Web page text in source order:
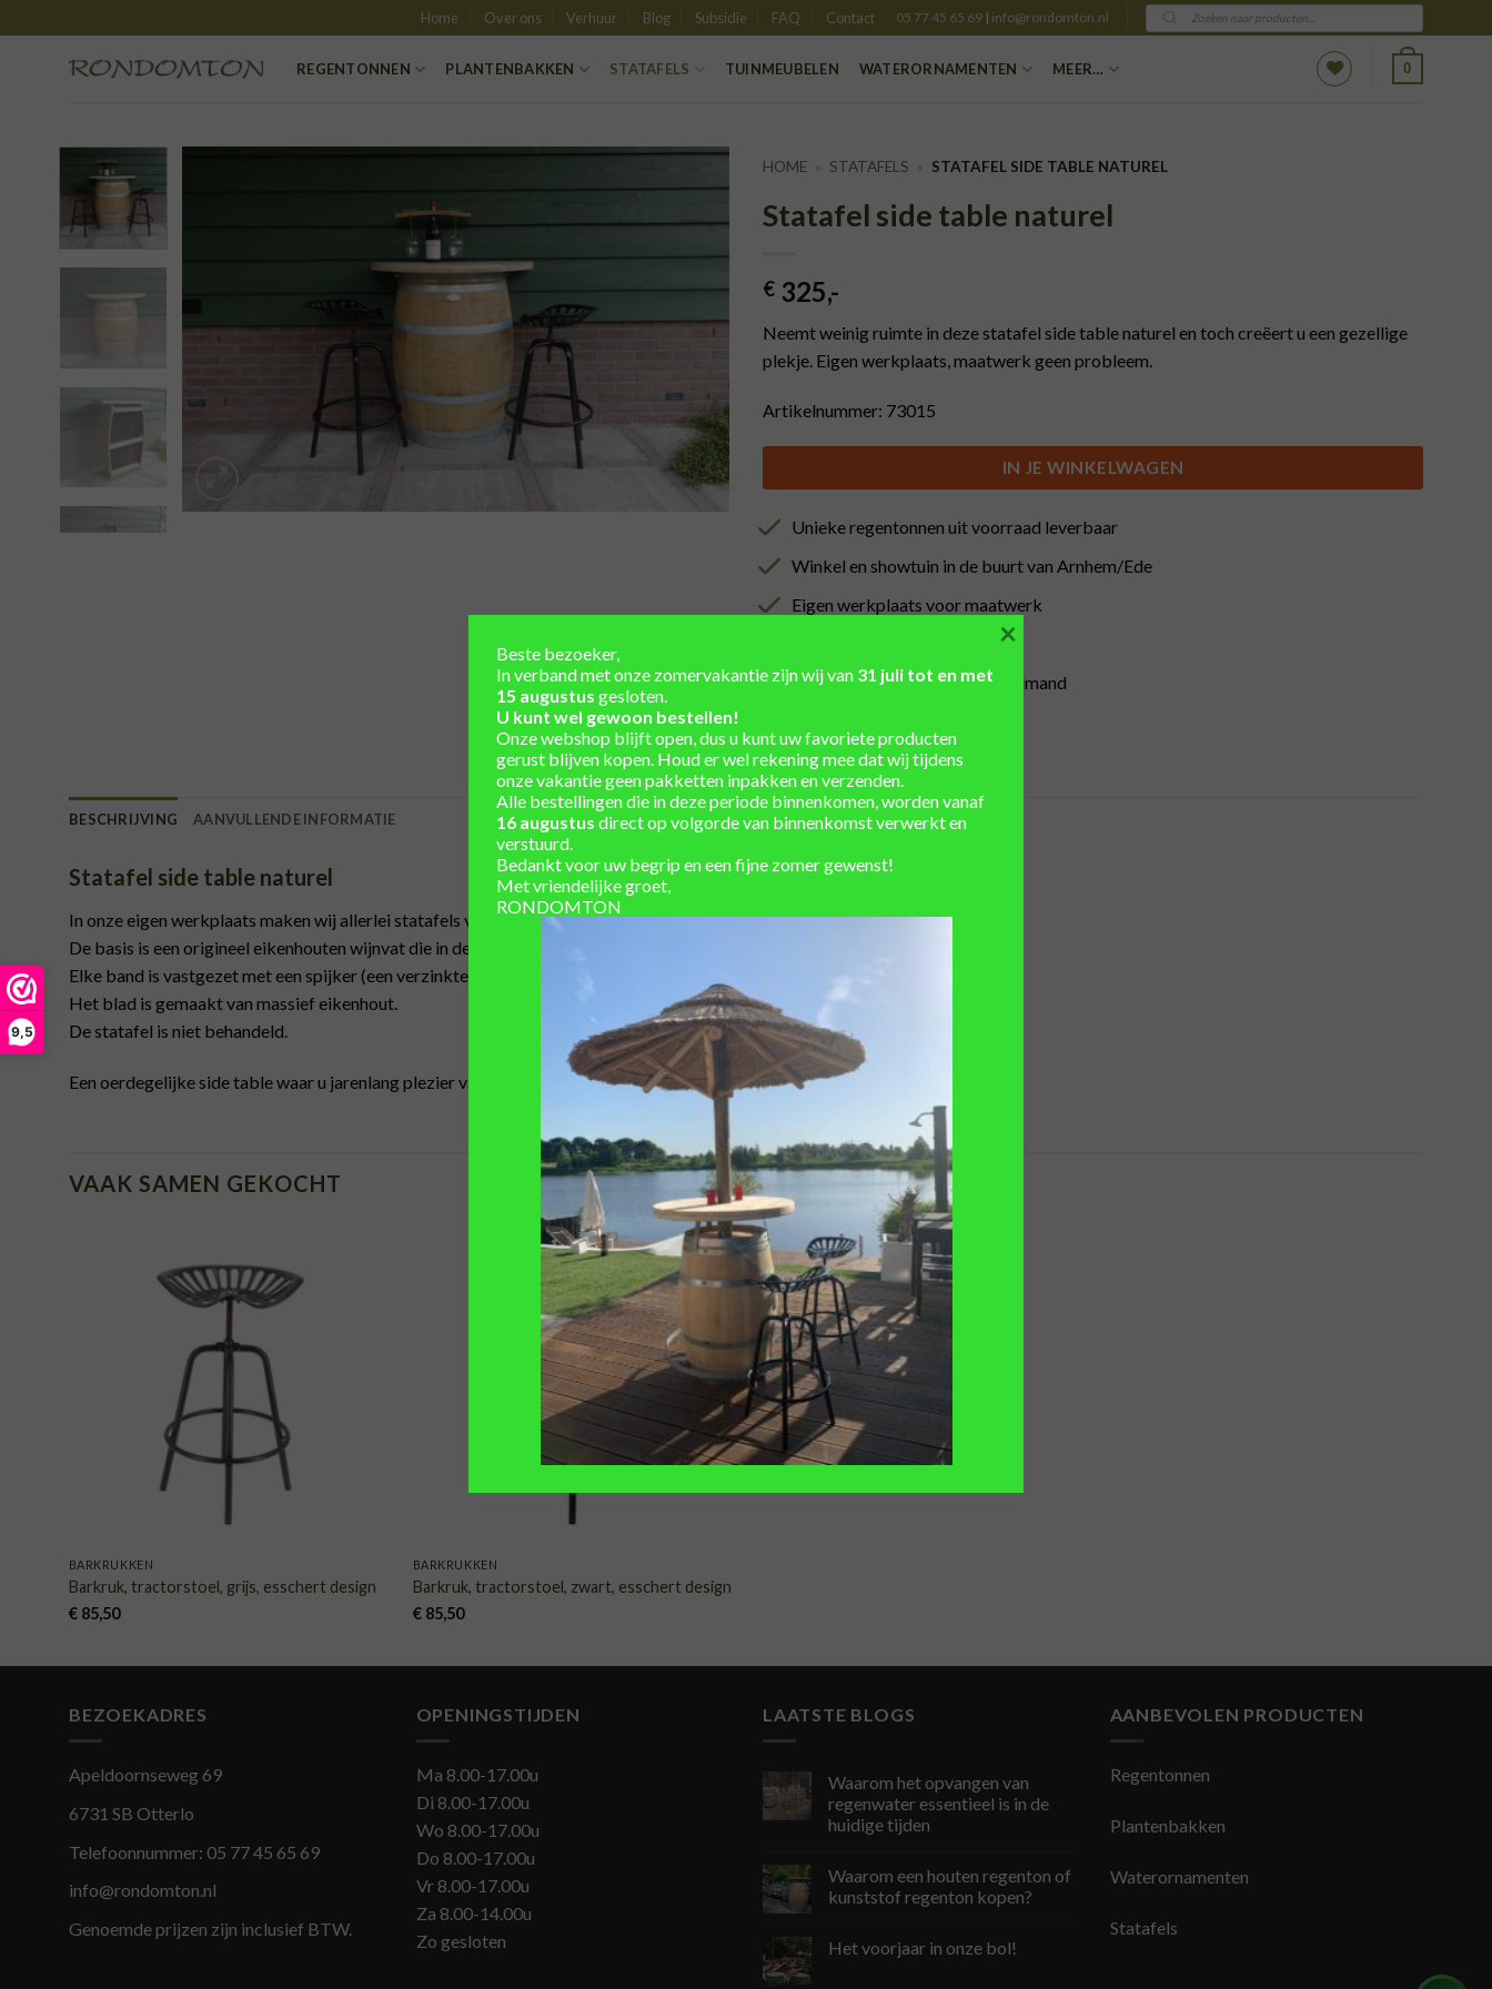
9,5
to
Home Over ons Verhuur Blog Subsidie FAQ Contact 05 77 45 65 69 | info@rondomton.nl
Producten
zoeken
REGENTONNEN PLANTENBAKKEN STATAFELS TUINMEUBELEN WATERORNAMENTEN MEER… 0
TOEVOEGEN
HOME » STATAFELS » STATAFEL SIDE TABLE NATUREL
Statafel side table naturel
€ 325,-
Neemt weinig ruimte in deze statafel side table naturel en toch creëert u een gezellige
plekje. Eigen werkplaats, maatwerk geen probleem.
Artikelnummer: 73015
IN JE WINKELWAGEN
Unieke regentonnen uit voorraad leverbaar
Winkel en showtuin in de buurt van Arnhem/Ede
Eigen werkplaats voor maatwerk
Verzending berekend in winkelmand
BESCHRIJVING AANVULLENDE INFORMATIE
Statafel side table naturel
In onze eigen werkplaats maken wij allerlei statafels van groot tot klein, ook side tables maken wij graag op maat.
De basis is een origineel eikenhouten wijnvat die in de lengte wordt opgesplitst.
Elke band is vastgezet met een spijker (een verzinkte asfaltnagel) zodat de duigen goed op hun plaats blijven.
Het blad is gemaakt van massief eikenhout.
De statafel is niet behandeld.
Een oerdegelijke side table waar u jarenlang plezier van zult hebben.
VAAK SAMEN GEKOCHT
TOEVOEGEN
BARKRUKKEN
Barkruk, tractorstoel, grijs, esschert design
€85,50
TOEVOEGEN
AAN
VERLANGLIJST
BARKRUKKEN
Barkruk, tractorstoel, zwart, esschert design
€85,50
BEZOEKADRES
Apeldoornseweg 69
6731 SB Otterlo
Telefoonnummer: 05 77 45 65 69
info@rondomton.nl
Genoemde prijzen zijn inclusief BTW.
OPENINGSTIJDEN
Ma 8.00-17.00u
Di 8.00-17.00u
Wo 8.00-17.00u
Do 8.00-17.00u
Vr 8.00-17.00u
Za 8.00-14.00u
Zo gesloten
LAATSTE BLOGS
Waarom het opvangen van
regenwater essentieel is in de
huidige tijden
Waarom een houten regenton of
kunststof regenton kopen?
Het voorjaar in onze bol!
AANBEVOLEN PRODUCTEN
Regentonnen
Plantenbakken
Waterornamenten
Statafels
Beste bezoeker,
In verband met onze zomervakantie zijn wij van 31 juli tot en met
15 augustus gesloten.
U kunt wel gewoon bestellen!
Onze webshop blijft open, dus u kunt uw favoriete producten
gerust blijven kopen. Houd er wel rekening mee dat wij tijdens
onze vakantie geen pakketten inpakken en verzenden.
Alle bestellingen die in deze periode binnenkomen, worden vanaf
16 augustus direct op volgorde van binnenkomst verwerkt en
verstuurd.
Bedankt voor uw begrip en een fijne zomer gewenst!
Met vriendelijke groet,
RONDOMTON
×